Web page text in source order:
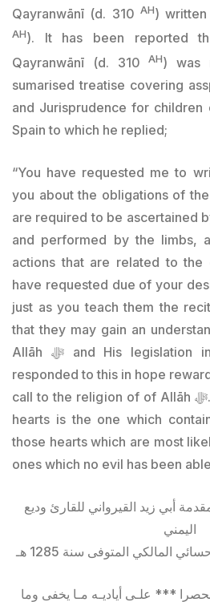
Qayranwānī (d. 310 AH) written
AH). It has been reported
Qayranwānī (d. 310AH) was
sumarised treatise covering
and Jurisprudence for children
Spain to which he replied;
“You have requested me to
you about the obligations of
are required to be ascertained
and performed by the limbs,
actions that are related to the
have requested due of your
just as you teach them the
that they may gain an
Allāh ﷻ and His legislation in their hearts. I have
responded to this in hope
call to the religion of of Allāh ﷻ. Know that the best of
hearts is the one which
those hearts which are most
ones which no evil has been
أبي زيد القيرواني للقارئ وديع
اليمني
المالكي المتوفى سنة 1285 هـ
*** علـى أياديـه مـا يخفى وما